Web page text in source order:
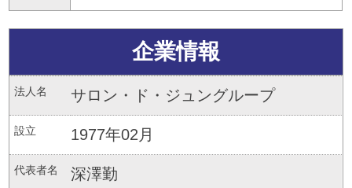
企業情報
法人名 サロン・ド・ジュングループ
設立 1977年02月
代表者名 深澤勤